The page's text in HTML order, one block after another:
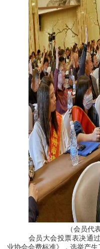
（会员代
会员大会投票表决通
业协会会费标准》，选举产